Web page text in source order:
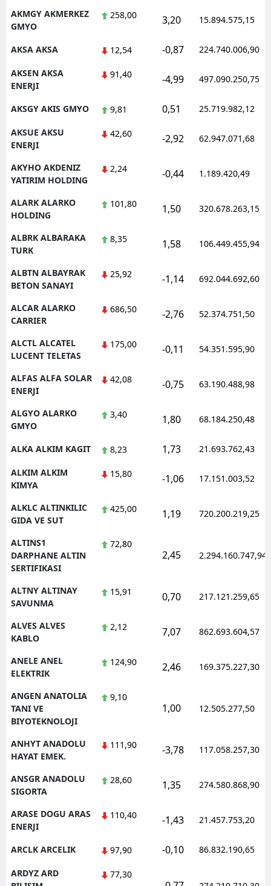
Ordu
Rize
Sinop
Sivas
Trabzon
Uşak
Zonguldak
Aksaray
Batman
Yalova
Karabük
Osmaniye
AKMGY AKMERKEZ
GMYO
258,00 3,20 15.894.575,15
AKSA AKSA 12,54 -0,87 224.740.006,90
AKSEN AKSA
ENERJI
91,40 -4,99 497.090.250,75
AKSGY AKIS GMYO 9,81 0,51 25.719.982,12
AKSUE AKSU
ENERJI
42,60 -2,92 62.947.071,68
AKYHO AKDENIZ
YATIRIM HOLDING
2,24 -0,44 1.189.420,49
ALARK ALARKO
HOLDING
101,80 1,50 320.678.263,15
ALBRK ALBARAKA
TURK
8,35 1,58 106.449.455,94
ALBTN ALBAYRAK
BETON SANAYI
25,92 -1,14 692.044.692,60
ALCAR ALARKO
CARRIER
686,50 -2,76 52.374.751,50
ALCTL ALCATEL
LUCENT TELETAS
175,00 -0,11 54.351.595,90
ALFAS ALFA SOLAR
ENERJI
42,08 -0,75 63.190.488,98
ALGYO ALARKO
GMYO
3,40 1,80 68.184.250,48
ALKA ALKIM KAGIT 8,23 1,73 21.693.762,43
ALKIM ALKIM
KIMYA
15,80 -1,06 17.151.003,52
ALKLC ALTINKILIC
GIDA VE SUT
425,00 1,19 720.200.219,25
ALTINS1
DARPHANE ALTIN
SERTIFIKASI
72,80
2,45 2.294.160.747,94
ALTNY ALTINAY
SAVUNMA
15,91 0,70 217.121.259,65
ALVES ALVES
KABLO
2,12 7,07 862.693.604,57
ANELE ANEL
ELEKTRIK
124,90 2,46 169.375.227,30
ANGEN ANATOLIA
TANI VE
BIYOTEKNOLOJI
9,10
1,00 12.505.277,50
ANHYT ANADOLU
HAYAT EMEK.
111,90 -3,78 117.058.257,30
ANSGR ANADOLU
SIGORTA
28,60 1,35 274.580.868,90
ARASE DOGU ARAS
ENERJI
110,40 -1,43 21.457.753,20
ARCLK ARCELIK 97,90 -0,10 86.832.190,65
ARDYZ ARD
77,30